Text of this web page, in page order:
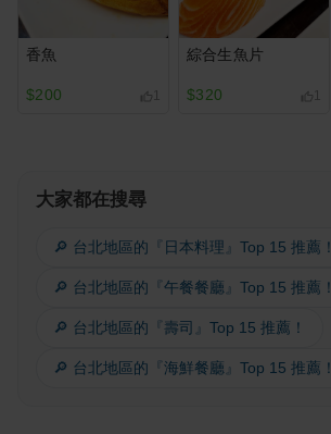
香魚
$200
綜合生魚片
$320
大家都在搜尋
🔎 台北地區的『日本料理』Top 15 推薦！
🔎 台北地區的『午餐餐廳』Top 15 推薦！
🔎 台北地區的『壽司』Top 15 推薦！
🔎 台北地區的『海鮮餐廳』Top 15 推薦！